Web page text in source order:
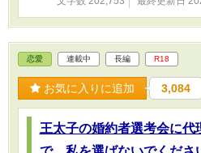
ノベルズさんにも
明＊＊ R１８作品
い。 基本的に前
ンシップには入れ
恋愛 連載中 長編 R18
お気に入りに追加 3,084
王太子の婚約者選考会に代